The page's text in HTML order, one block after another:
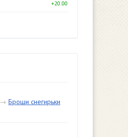
+20.00
→ Броши снегирьки